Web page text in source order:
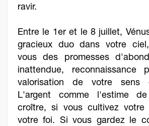
ravir.
Entre le 1er et le 8 juillet,
gracieux duo dans votre
vous des promesses
inattendue, reconnaissance
valorisation de votre sens
L'argent comme l'estime
croître, si vous cultivez votre
votre foi. Si vous gardez le